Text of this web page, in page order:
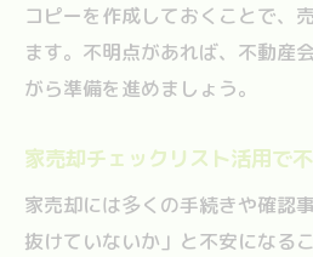
コピーを作成しておくことで、
ます。不明点があれば、不動産
がら準備を進めましょう。
家売却チェックリスト活用で
家売却には多くの手続きや確認
抜けていないか」と不安になる